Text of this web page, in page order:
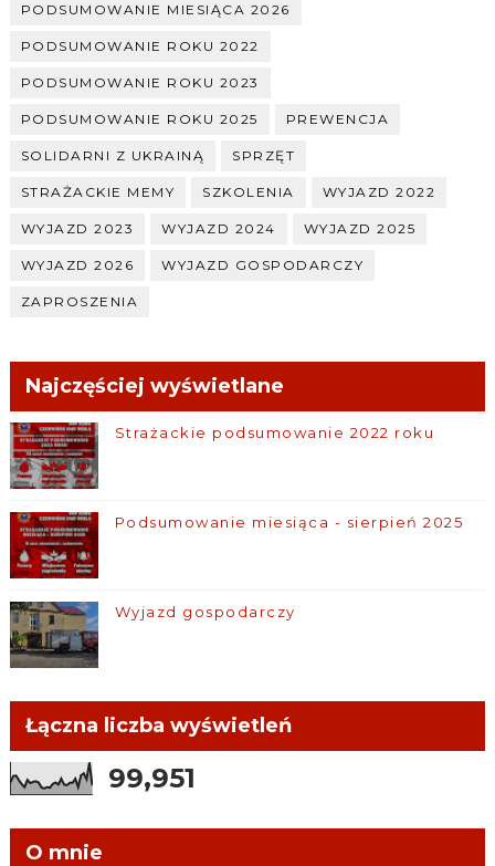
PODSUMOWANIE MIESIĄCA 2026
PODSUMOWANIE ROKU 2022
PODSUMOWANIE ROKU 2023
PODSUMOWANIE ROKU 2025 PREWENCJA
SOLIDARNI Z UKRAINĄ SPRZĘT
STRAŻACKIE MEMY SZKOLENIA WYJAZD 2022
WYJAZD 2023 WYJAZD 2024 WYJAZD 2025
WYJAZD 2026 WYJAZD GOSPODARCZY
ZAPROSZENIA
Najczęściej wyświetlane
Strażackie podsumowanie 2022 roku
Podsumowanie miesiąca - sierpień 2025
Wyjazd gospodarczy
Łączna liczba wyświetleń
99,951
O mnie